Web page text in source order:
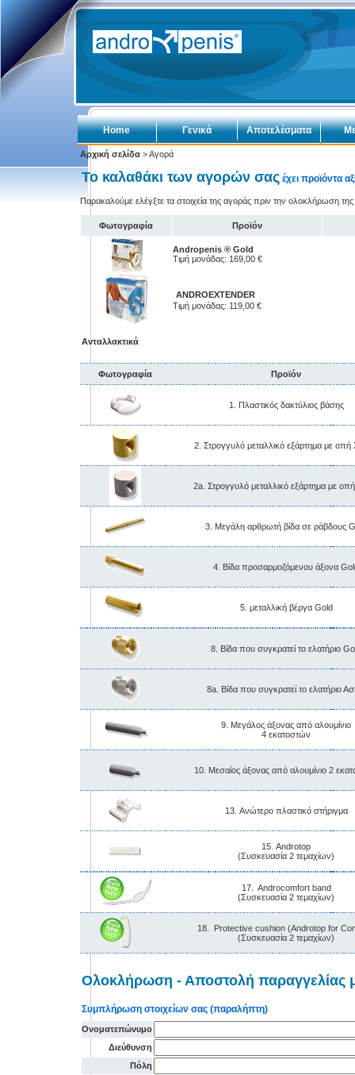
Home Γενικά Αποτελέσματα
Αρχική σελίδα > Αγορά
Το καλαθάκι των αγορών σας έχει προϊόντα
Παρακαλούμε ελέγξτε τα στοιχεία της αγοράς πριν την ολοκλήρωση
Φωτογραφία Προϊόν
Andropenis ® Gold
Τιμή μονάδας: 169,00 €
ANDROEXTENDER
Τιμή μονάδας: 119,00 €
Ανταλλακτικά
Φωτογραφία Προϊόν
1. Πλαστικός δακτύλιος βάσης
2. Στρογγυλό μεταλλικό εξάρτημα με
2a. Στρογγυλό μεταλλικό εξάρτημα με
3. Μεγάλη αρθρωτή βίδα σε ράβδους
4. Βίδα προσαρμοζόμενου άξονα
5. μεταλλική βέργα Gold
8. Βίδα που συγκρατεί το ελατήριο
8a. Βίδα που συγκρατεί το ελατήριο
9. Μεγάλος άξονας από αλουμίνιο
4 εκατοστών
10. Μεσαίος άξονας από αλουμίνιο 2
13. Ανώτερο πλαστικό στήριγμα
15. Androtop
(Συσκευασία 2 τεμαχίων)
17. Androcomfort band
(Συσκευασία 2 τεμαχίων)
18. Protective cushion (Androtop for
(Συσκευασία 2 τεμαχίων)
Ολοκλήρωση - Αποστολή παραγγελίας
Συμπλήρωση στοιχείων σας (παραλήπτη)
Ονοματεπώνυμο
Διεύθυνση
Πόλη